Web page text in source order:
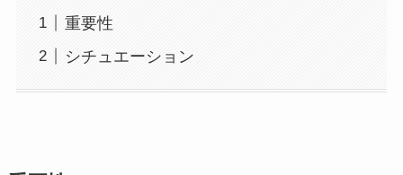
重要性
シチュエーション